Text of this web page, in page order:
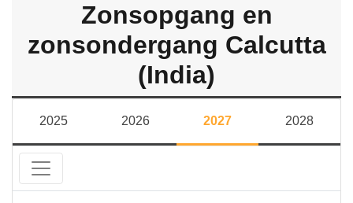
Zonsopgang en
zonsondergang Calcutta
(India)
2025 2026 2027 2028